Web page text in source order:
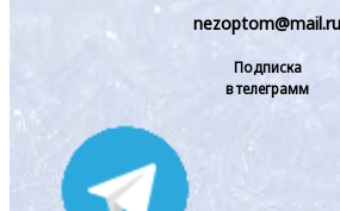
nezoptom@mail.ru
Подписка
в телеграмм